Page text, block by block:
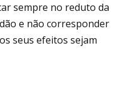
sempre no reduto da
e não corresponder
seus efeitos sejam